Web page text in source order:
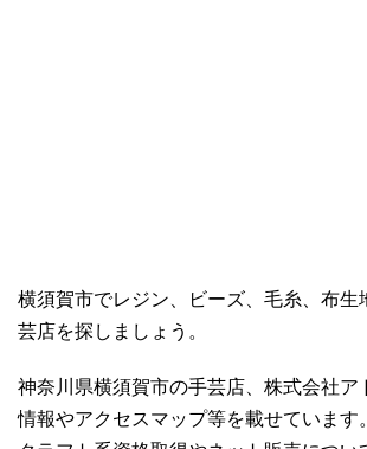
横須賀市でレジン、ビーズ、毛糸、布生
芸店を探しましょう。
神奈川県横須賀市の手芸店、株式会社ア
情報やアクセスマップ等を載せています。